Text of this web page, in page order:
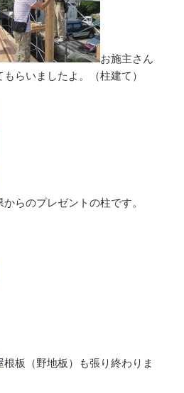
お施主さん
らいましたよ。（柱建て）
からのプレゼントの柱です。
根板（野地板）も張り終わりま